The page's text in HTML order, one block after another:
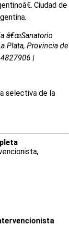
Ciudad de
â€œSanatorio
Plata, Provincia de
|
selectiva de la